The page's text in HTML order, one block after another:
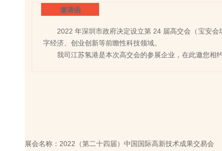
邀请函
2022 年深圳市政府决定设立第 24 届高交会（宝安
字经济、创业创新等前瞻性科技领域。
我司江苏氢港是本次高交会的参展企业，在此邀您相
展会名称：2022（第二十四届）中国国际高新技术成果交易会